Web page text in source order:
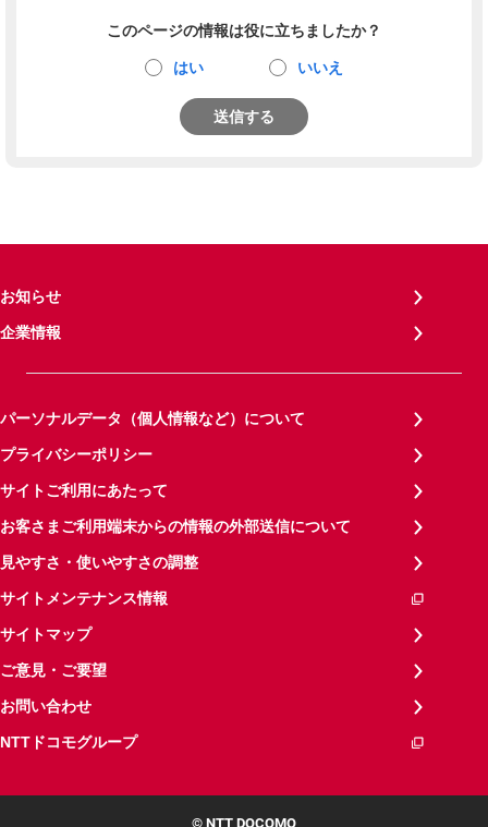
このページの情報は役に立ちましたか？
はい いいえ
送信する
お知らせ
企業情報
パーソナルデータ（個人情報など）について
プライバシーポリシー
サイトご利用にあたって
お客さまご利用端末からの情報の外部送信について
見やすさ・使いやすさの調整
サイトメンテナンス情報
サイトマップ
ご意見・ご要望
お問い合わせ
NTTドコモグループ
© NTT DOCOMO